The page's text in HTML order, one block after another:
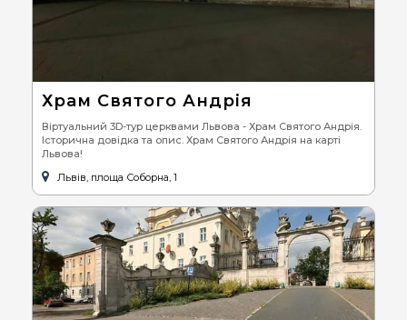
Храм Святого Андрія
Віртуальний 3D-тур церквами Львова - Храм Святого Андрія.
Історична довідка та опис. Храм Святого Андрія на карті
Львова!
Львів, площа Соборна, 1